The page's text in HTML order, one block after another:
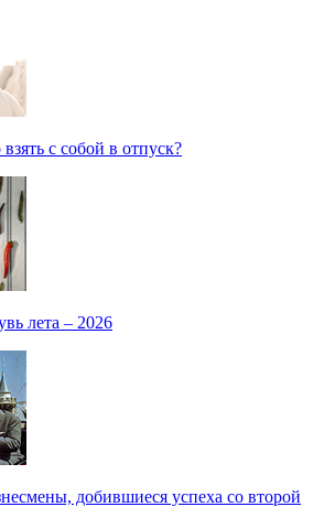
с собой в отпуск?
лета – 2026
добившиеся успеха со второй